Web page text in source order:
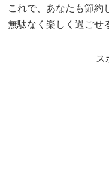
これで、あなたも節約
無駄なく楽しく過ごせ
ス